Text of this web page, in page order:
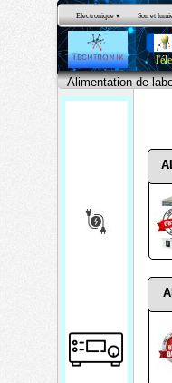
Electronique ▾ Son et
Alimentation de
Ali
rato
ire